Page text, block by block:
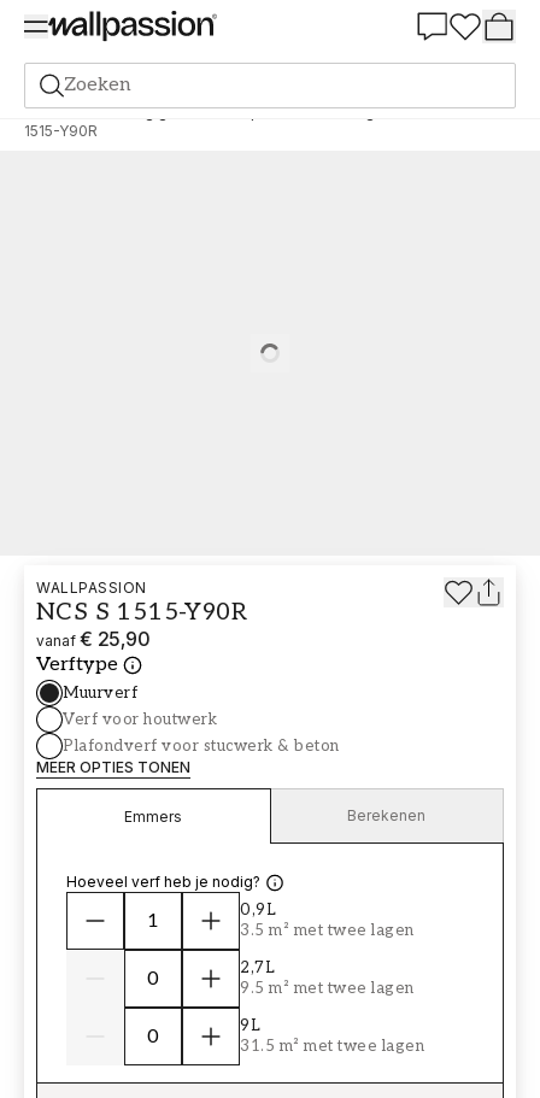
Zoeken
Verf Bestelling gebaseerd op NCS Bestelling door NCS
1515-Y90R
WALLPASSION
NCS S 1515-Y90R
vanaf € 25,90
Verftype
Muurverf
Verf voor houtwerk
Plafondverf voor stucwerk & beton
MEER OPTIES TONEN
Emmers Berekenen
Hoeveel verf heb je nodig?
0,9L
3.5 m² met twee lagen
2,7L
9.5 m² met twee lagen
9L
31.5 m² met twee lagen